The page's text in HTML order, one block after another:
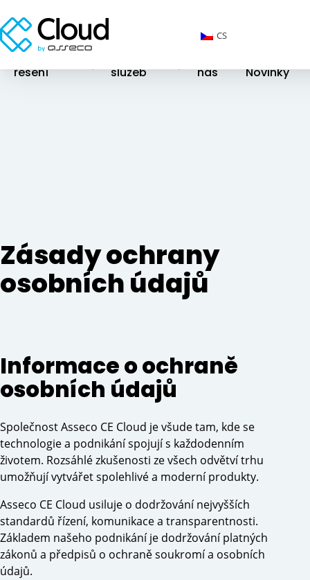
řešení služeb nás Novinky
Zásady ochrany
osobních údajů
Informace o ochraně
osobních údajů
Společnost Asseco CE Cloud je všude tam, kde se
technologie a podnikání spojují s každodenním
životem. Rozsáhlé zkušenosti ze všech odvětví trhu
umožňují vytvářet spolehlivé a moderní produkty.
Asseco CE Cloud usiluje o dodržování nejvyšších
standardů řízení, komunikace a transparentnosti.
Základem našeho podnikání je dodržování platných
zákonů a předpisů o ochraně soukromí a osobních
údajů.
CS